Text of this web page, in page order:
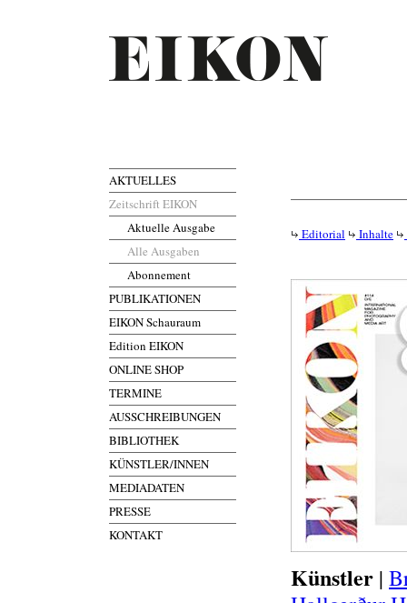
AKTUELLES
Zeitschrift EIKON
Aktuelle Ausgabe
Alle Ausgaben
Abonnement
PUBLIKATIONEN
EIKON Schauraum
Edition EIKON
ONLINE SHOP
TERMINE
AUSSCHREIBUNGEN
BIBLIOTHEK
KÜNSTLER/INNEN
MEDIADATEN
PRESSE
KONTAKT
Editorial Inhalte
Künstler |